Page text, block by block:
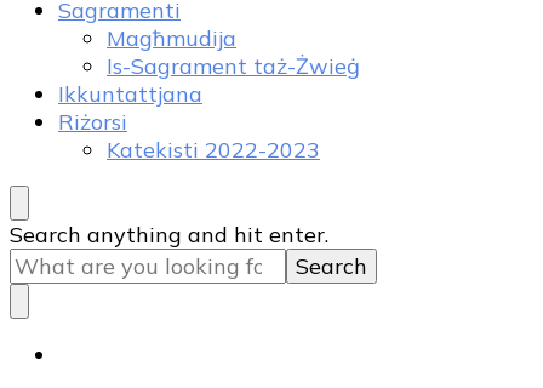
Sagramenti
Magħmudija
Is-Sagrament taż-Żwieġ
Ikkuntattjana
Riżorsi
Katekisti 2022-2023
Looking
for
Something?
Search anything and hit enter.